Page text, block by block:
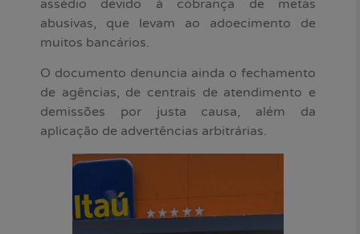
assédio devido à cobrança de metas
abusivas, que levam ao adoecimento de
muitos bancários.
O documento denuncia ainda o fechamento
de agências, de centrais de atendimento e
demissões por justa causa, além da
aplicação de advertências arbitrárias.